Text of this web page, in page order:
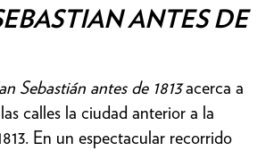
ANTES DE
Sebastián antes de 1813acerca a
calles la ciudad anterior a la
En un espectacular recorrido